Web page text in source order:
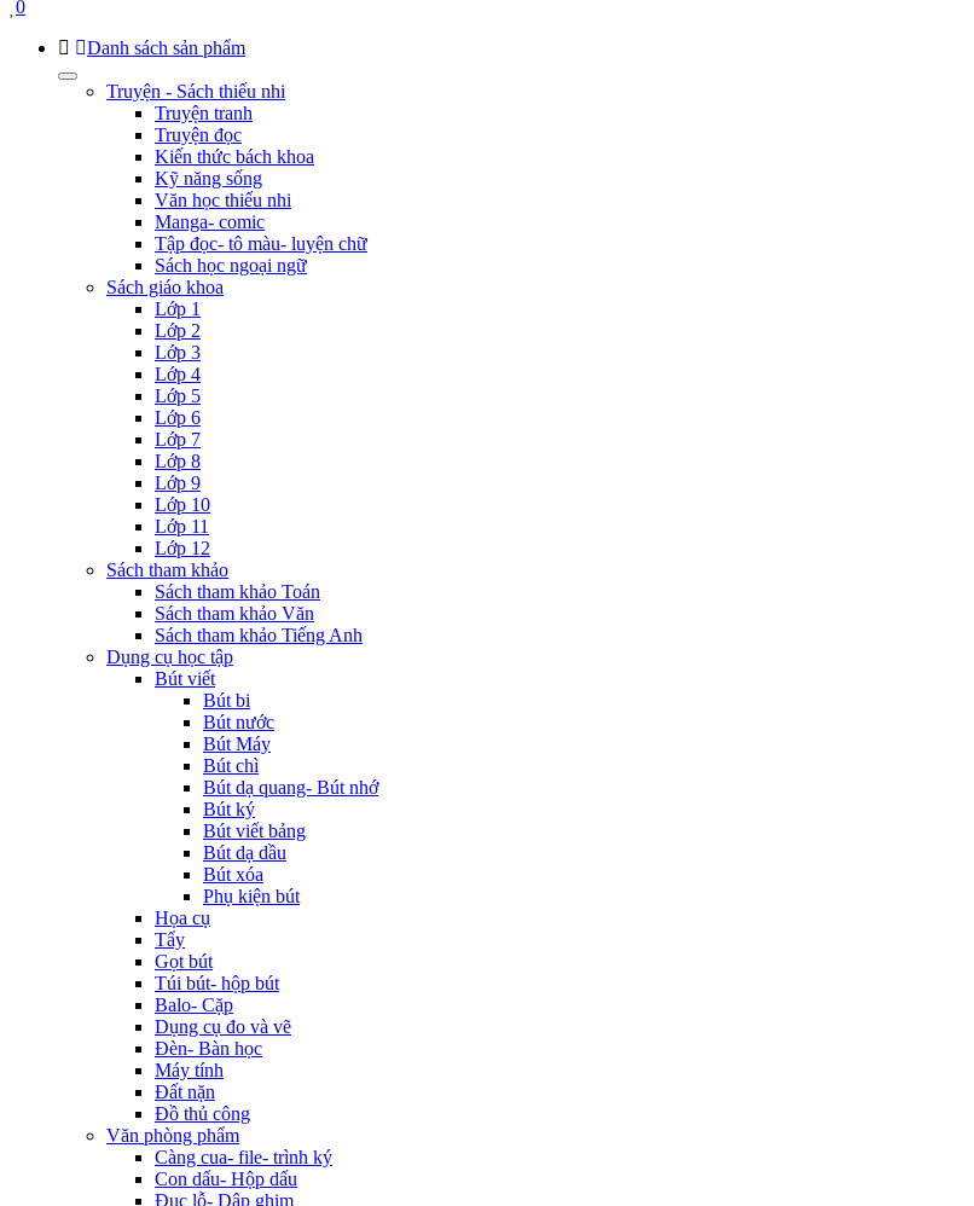
0
Danh sách sản phẩm
Truyện - Sách thiếu nhi
Truyện tranh
Truyện đọc
Kiến thức bách khoa
Kỹ năng sống
Văn học thiếu nhi
Manga- comic
Tập đọc- tô màu- luyện chữ
Sách học ngoại ngữ
Sách giáo khoa
Lớp 1
Lớp 2
Lớp 3
Lớp 4
Lớp 5
Lớp 6
Lớp 7
Lớp 8
Lớp 9
Lớp 10
Lớp 11
Lớp 12
Sách tham khảo
Sách tham khảo Toán
Sách tham khảo Văn
Sách tham khảo Tiếng Anh
Dụng cụ học tập
Bút viết
Bút bi
Bút nước
Bút Máy
Bút chì
Bút dạ quang- Bút nhớ
Bút ký
Bút viết bảng
Bút dạ dầu
Bút xóa
Phụ kiện bút
Họa cụ
Tẩy
Gọt bút
Túi bút- hộp bút
Balo- Cặp
Dụng cụ đo và vẽ
Đèn- Bàn học
Máy tính
Đất nặn
Đồ thủ công
Văn phòng phẩm
Càng cua- file- trình ký
Con dấu- Hộp dấu
Đục lỗ- Dập ghim